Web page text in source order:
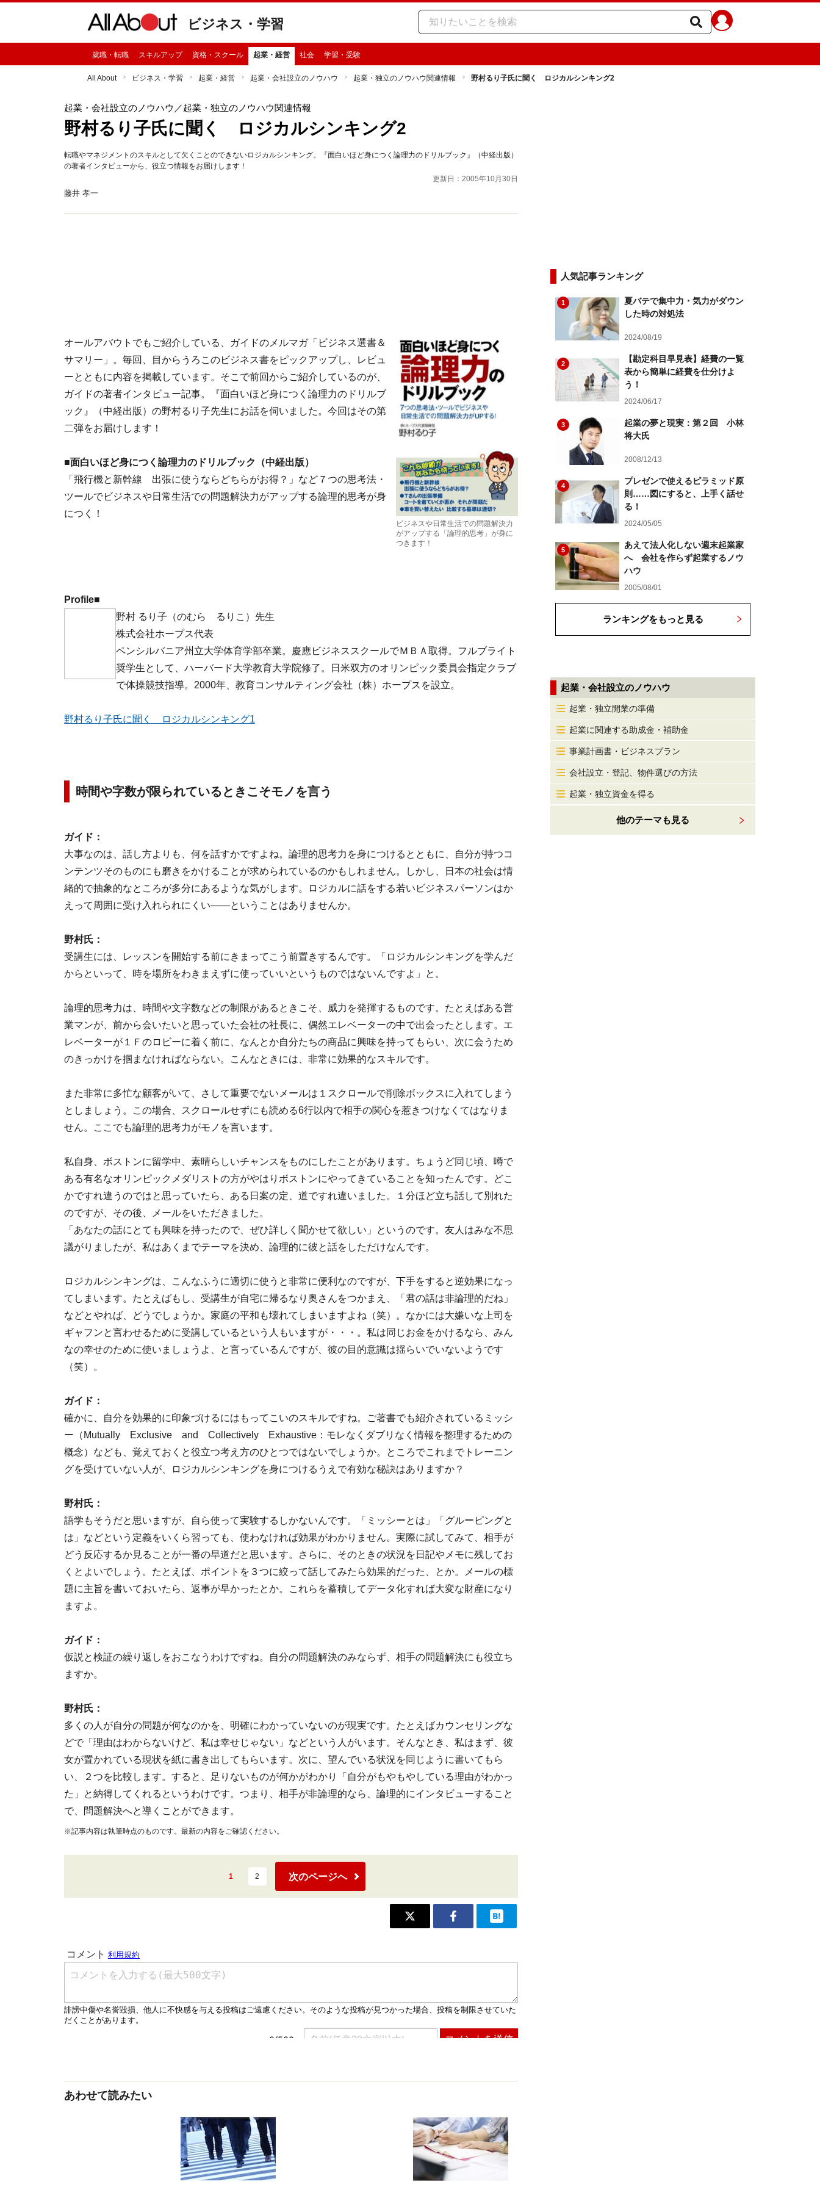
ビジネス・学習
就職・転職 スキルアップ 資格・スクール 起業・経営 社会 学習・受験
All About ビジネス・学習 起業・経営 起業・会社設立のノウハウ 起業・独立のノウハウ関連情報 野村るり子氏に聞く ロジカルシンキング2
起業・会社設立のノウハウ ／起業・独立のノウハウ関連情報
野村るり子氏に聞く ロジカルシンキング2
転職やマネジメントのスキルとして欠くことのできないロジカルシンキング。『面白いほど身につく論理力のドリルブック』（中経出版）
の著者インタビューから、役立つ情報をお届けします！
更新日：2005年10月30日
藤井 孝一
ビジネスや日常生活での問題解決力
がアップする「論理的思考」が身に
つきます！
オールアバウトでもご紹介している、ガイドのメルマガ「ビジネス選書＆
サマリー」。毎回、目からうろこのビジネス書をピックアップし、レビュ
ーとともに内容を掲載しています。そこで前回からご紹介しているのが、
ガイドの著者インタビュー記事。『面白いほど身につく論理力のドリルブ
ック』（中経出版）の野村るり子先生にお話を伺いました。今回はその第
二弾をお届けします！
■面白いほど身につく論理力のドリルブック（中経出版）
「飛行機と新幹線 出張に使うならどちらがお得？」など７つの思考法・
ツールでビジネスや日常生活での問題解決力がアップする論理的思考が身
につく！
Profile■
野村 るり子（のむら るりこ）先生
株式会社ホープス代表
ペンシルバニア州立大学体育学部卒業。慶應ビジネススクールでＭＢＡ取得。フルブライト
奨学生として、ハーバード大学教育大学院修了。日米双方のオリンピック委員会指定クラブ
で体操競技指導。2000年、教育コンサルティング会社（株）ホープスを設立。
野村るり子氏に聞く ロジカルシンキング1
時間や字数が限られているときこそモノを言う
ガイド：
大事なのは、話し方よりも、何を話すかですよね。論理的思考力を身につけるとともに、自分が持つコ
ンテンツそのものにも磨きをかけることが求められているのかもしれません。しかし、日本の社会は情
緒的で抽象的なところが多分にあるような気がします。ロジカルに話をする若いビジネスパーソンはか
えって周囲に受け入れられにくい――ということはありませんか。
野村氏：
受講生には、レッスンを開始する前にきまってこう前置きするんです。「ロジカルシンキングを学んだ
からといって、時を場所をわきまえずに使っていいというものではないんですよ」と。
論理的思考力は、時間や文字数などの制限があるときこそ、威力を発揮するものです。たとえばある営
業マンが、前から会いたいと思っていた会社の社長に、偶然エレベーターの中で出会ったとします。エ
レベーターが１Ｆのロビーに着く前に、なんとか自分たちの商品に興味を持ってもらい、次に会うため
のきっかけを掴まなければならない。こんなときには、非常に効果的なスキルです。
また非常に多忙な顧客がいて、さして重要でないメールは１スクロールで削除ボックスに入れてしまう
としましょう。この場合、スクロールせずにも読める6行以内で相手の関心を惹きつけなくてはなりま
せん。ここでも論理的思考力がモノを言います。
私自身、ボストンに留学中、素晴らしいチャンスをものにしたことがあります。ちょうど同じ頃、噂で
ある有名なオリンピックメダリストの方がやはりボストンにやってきていることを知ったんです。どこ
かですれ違うのではと思っていたら、ある日案の定、道ですれ違いました。１分ほど立ち話して別れた
のですが、その後、メールをいただきました。
「あなたの話にとても興味を持ったので、ぜひ詳しく聞かせて欲しい」というのです。友人はみな不思
議がりましたが、私はあくまでテーマを決め、論理的に彼と話をしただけなんです。
ロジカルシンキングは、こんなふうに適切に使うと非常に便利なのですが、下手をすると逆効果になっ
てしまいます。たとえばもし、受講生が自宅に帰るなり奥さんをつかまえ、「君の話は非論理的だね」
などとやれば、どうでしょうか。家庭の平和も壊れてしまいますよね（笑）。なかには大嫌いな上司を
ギャフンと言わせるために受講しているという人もいますが・・・。私は同じお金をかけるなら、みん
なの幸せのために使いましょうよ、と言っているんですが、彼の目的意識は揺らいでいないようです
（笑）。
ガイド：
確かに、自分を効果的に印象づけるにはもってこいのスキルですね。ご著書でも紹介されているミッシ
ー（Mutually Exclusive and Collectively Exhaustive：モレなくダブリなく情報を整理するための
概念）なども、覚えておくと役立つ考え方のひとつではないでしょうか。ところでこれまでトレーニン
グを受けていない人が、ロジカルシンキングを身につけるうえで有効な秘訣はありますか？
野村氏：
語学もそうだと思いますが、自ら使って実験するしかないんです。「ミッシーとは」「グルーピングと
は」などという定義をいくら習っても、使わなければ効果がわかりません。実際に試してみて、相手が
どう反応するか見ることが一番の早道だと思います。さらに、そのときの状況を日記やメモに残してお
くとよいでしょう。たとえば、ポイントを３つに絞って話してみたら効果的だった、とか。メールの標
題に主旨を書いておいたら、返事が早かったとか。これらを蓄積してデータ化すれば大変な財産になり
ますよ。
ガイド：
仮説と検証の繰り返しをおこなうわけですね。自分の問題解決のみならず、相手の問題解決にも役立ち
ますか。
野村氏：
多くの人が自分の問題が何なのかを、明確にわかっていないのが現実です。たとえばカウンセリングな
どで「理由はわからないけど、私は幸せじゃない」などという人がいます。そんなとき、私はまず、彼
女が置かれている現状を紙に書き出してもらいます。次に、望んでいる状況を同じように書いてもら
い、２つを比較します。すると、足りないものが何かがわかり「自分がもやもやしている理由がわかっ
た」と納得してくれるというわけです。つまり、相手が非論理的なら、論理的にインタビューすること
で、問題解決へと導くことができます。
※記事内容は執筆時点のものです。最新の内容をご確認ください。
1 2 次のページへ
あわせて読みたい
人気記事ランキング
1
夏バテで集中力・気力がダウン
した時の対処法
2024/08/19
2
【勘定科目早見表】経費の一覧
表から簡単に経費を仕分けよ
う！
2024/06/17
3
起業の夢と現実：第２回 小林
将大氏
2008/12/13
4
プレゼンで使えるピラミッド原
則……図にすると、上手く話せ
る！
2024/05/05
5
あえて法人化しない週末起業家
へ 会社を作らず起業するノウ
ハウ
2005/08/01
ランキングをもっと見る
起業・会社設立のノウハウ
起業・独立開業の準備
起業に関連する助成金・補助金
事業計画書・ビジネスプラン
会社設立・登記、物件選びの方法
起業・独立資金を得る
他のテーマも見る